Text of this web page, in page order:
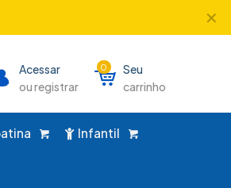
✕
Acessar
ou registrar
0
Seu
carrinho
Infantil